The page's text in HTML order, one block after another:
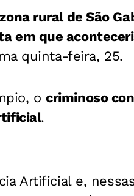
zona rural de São
em que
quinta-feira, 25.
ocriminoso
.
Artificial e,